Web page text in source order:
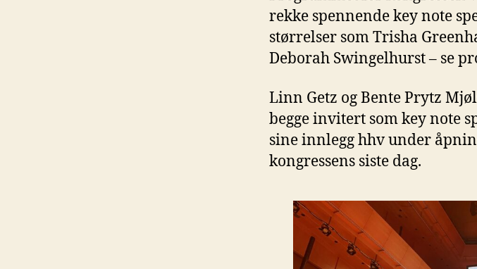
rekke spennende key note
størrelser som Trisha
Deborah Swingelhurst – se
Linn Getz og Bente Prytz
begge invitert som key note
sine innlegg hhv under
kongressens siste dag.